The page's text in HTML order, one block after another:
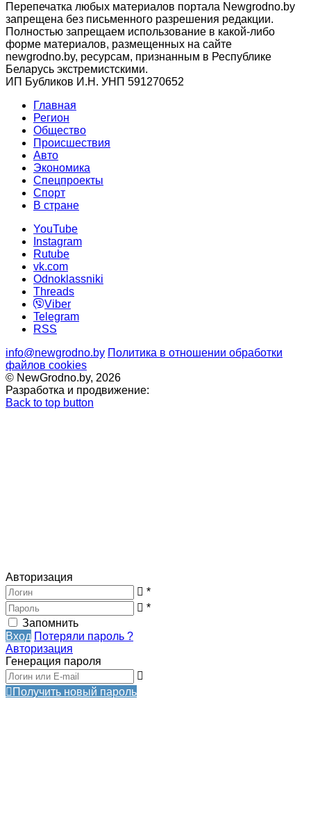
Перепечатка любых материалов портала Newgrodno.by
запрещена без письменного разрешения редакции.
Полностью запрещаем использование в какой-либо
форме материалов, размещенных на сайте
newgrodno.by, ресурсам, признанным в Республике
Беларусь экстремистскими.
ИП Бубликов И.Н. УНП 591270652
Главная
Регион
Общество
Происшествия
Авто
Экономика
Спецпроекты
Cпорт
В стране
YouTube
Instagram
Rutube
vk.com
Odnoklassniki
Threads
Viber
Telegram
RSS
info@newgrodno.by Политика в отношении обработки
файлов cookies
© NewGrodno.by, 2026
Разработка и продвижение:
Back to top button
Авторизация
*
*
Запомнить
Вход Потеряли пароль ?
Авторизация
Генерация пароля
Получить новый пароль